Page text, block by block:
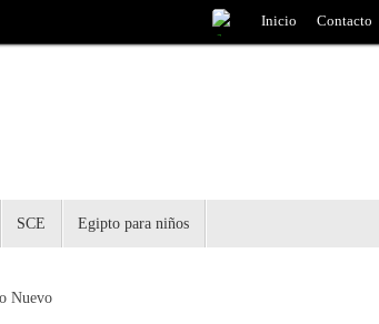
Inicio Contacto
SCE Egipto para niños
Nuevo